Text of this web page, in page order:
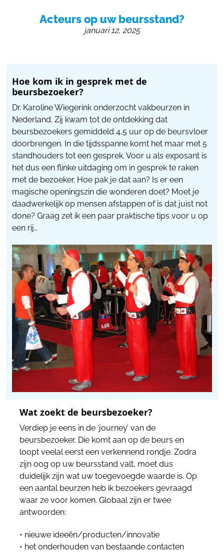
info@beursstand.nl
Acteurs op uw beursstand?
januari 12, 2025
Hoe kom ik in gesprek met de
beursbezoeker?
Dr. Karoline Wiegerink onderzocht vakbeurzen in
Nederland. Zij kwam tot de ontdekking dat
beursbezoekers gemiddeld 4,5 uur op de beursvloer
doorbrengen. In die tijdsspanne komt het maar met 5
standhouders tot een gesprek. Voor u als exposant is
het dus een flinke uitdaging om in gesprek te raken
met de bezoeker. Hoe pak je dat aan? Is er een
magische openingszin die wonderen doet? Moet je
daadwerkelijk op mensen afstappen of is dat juist not
done? Graag zet ik een paar praktische tips voor u op
een rij…
Wat zoekt de beursbezoeker?
Verdiep je eens in de ‘journey’ van de
beursbezoeker. Die komt aan op de beurs en
loopt veelal eerst een verkennend rondje. Zodra
zijn oog op uw beursstand valt, moet dus
duidelijk zijn wat uw toegevoegde waarde is. Op
een aantal beurzen heb ik bezoekers gevraagd
waar ze voor komen. Globaal zijn er twee
antwoorden:
• nieuwe ideeën/producten/innovatie
• het onderhouden van bestaande contacten